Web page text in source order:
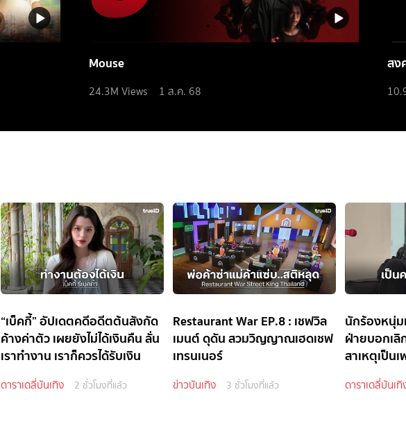
Mouse
24.3M Views 1 ส.ค. 68
สง
“เบ็คกี้” อัปเดตคดีอดีตต้นสังกัด
ค้างค่าตัว เผยยังไม่ได้เงินคืน ลั่น
เราทำงาน เราก็ควรได้รับเงิน
ดาราเดลี่บันเทิง 2 ชั่วโมงที่แล้ว
Restaurant War EP.8 : เชฟวิล
เมนต์ ดุดัน สวมวิญญาณเฮดเชฟ
เทรนเนอร์
ข่าวบันเทิง 3 ชั่วโมงที่แล้ว
นักร้องหนุ่ม
ฝ่ายบอกเ
สาเหตุเป็นเ
ดาราเดลี่บันเทิ